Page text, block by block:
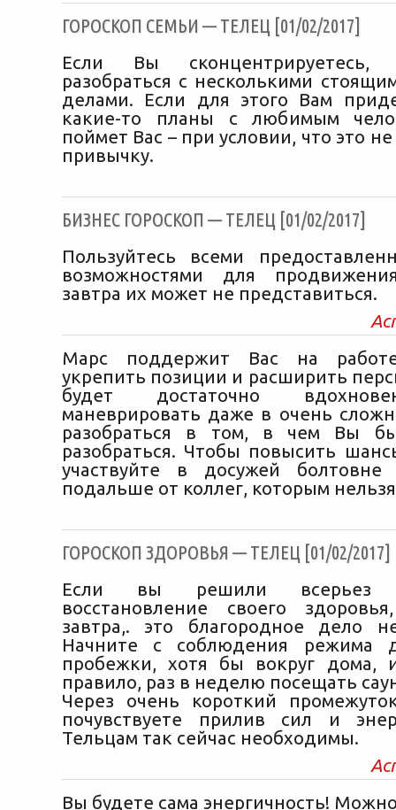
ГОРОСКОП СЕМЬИ — ТЕЛЕЦ [01/02/2017]
Если Вы
разобраться с несколькими
делами. Если для этого Вам
какие-то планы с любимым
поймет Вас – при условии, что это
привычку.
БИЗНЕС ГОРОСКОП — ТЕЛЕЦ [01/02/2017]
Пользуйтесь всеми
возможностями для
завтра их может не представиться.
Марс поддержит Вас на
укрепить позиции и расширить
будет достаточно
маневрировать даже в очень
разобраться в том, в чем Вы
разобраться. Чтобы повысить
участвуйте в досужей
подальше от коллег, которым
ГОРОСКОП ЗДОРОВЬЯ — ТЕЛЕЦ [01/02/2017]
Если вы решили всерьез
восстановление своего
завтра,. это благородное дело
Начните с соблюдения режима
пробежки, хотя бы вокруг дома,
правило, раз в неделю посещать
Через очень короткий
почувствуете прилив сил и
Тельцам так сейчас необходимы.
Вы будете сама энергичность!